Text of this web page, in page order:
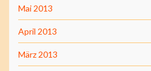
Mai 2013
April 2013
März 2013